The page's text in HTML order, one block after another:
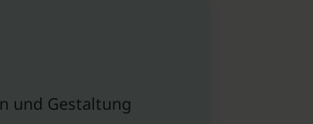
und Gestaltung